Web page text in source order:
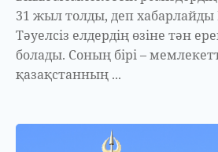
31 жыл толды, деп хабарлайды
Тәуелсіз елдердің өзіне тән
болады. Соның бірі –
қазақстанның ...